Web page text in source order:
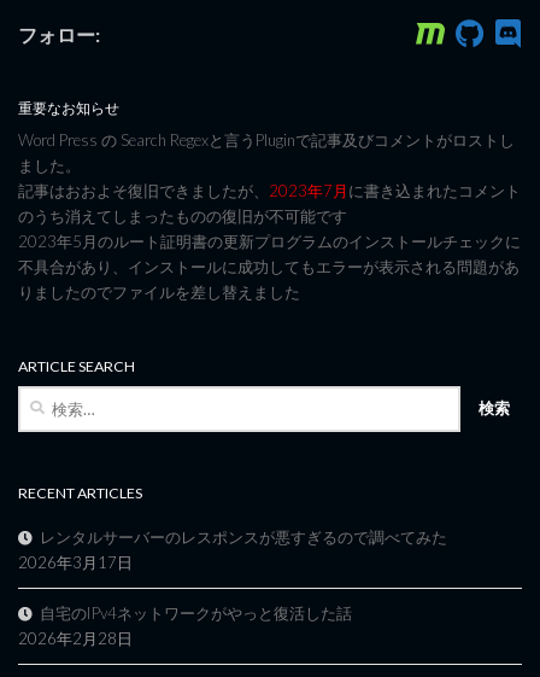
フォロー:
重要なお知らせ
Word Press の Search Regexと言うPluginで記事及びコメントがロストし
ました。
記事はおおよそ復旧できましたが、 2023年7月に書き込まれたコメント
のうち消えてしまったものの復旧が不可能です
2023年5月のルート証明書の更新プログラムのインストールチェックに
不具合があり、インストールに成功してもエラーが表示される問題があ
りましたのでファイルを差し替えました
ARTICLE SEARCH
RECENT ARTICLES
レンタルサーバーのレスポンスが悪すぎるので調べてみた
2026年3月17日
自宅のIPv4ネットワークがやっと復活した話
2026年2月28日